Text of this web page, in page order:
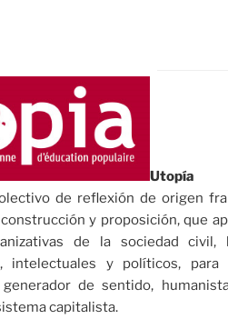
Utopía
de reflexión de origen
y proposición, que
de la sociedad civil,
intelectuales y políticos, para
de sentido,
capitalista.